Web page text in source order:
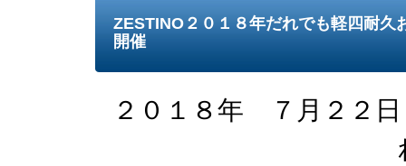
ZESTINO２０１８年だれでも軽四耐久
開催
２０１８年 ７月２２